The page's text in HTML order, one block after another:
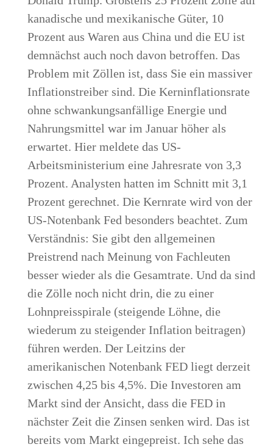
kanadische und mexikanische Güter, 10
Prozent aus Waren aus China und die EU ist
demnächst auch noch davon betroffen. Das
Problem mit Zöllen ist, dass Sie ein massiver
Inflationstreiber sind. Die Kerninflationsrate
ohne schwankungsanfällige Energie und
Nahrungsmittel war im Januar höher als
erwartet. Hier meldete das US-
Arbeitsministerium eine Jahresrate von 3,3
Prozent. Analysten hatten im Schnitt mit 3,1
Prozent gerechnet. Die Kernrate wird von der
US-Notenbank Fed besonders beachtet. Zum
Verständnis: Sie gibt den allgemeinen
Preistrend nach Meinung von Fachleuten
besser wieder als die Gesamtrate. Und da sind
die Zölle noch nicht drin, die zu einer
Lohnpreisspirale (steigende Löhne, die
wiederum zu steigender Inflation beitragen)
führen werden. Der Leitzins der
amerikanischen Notenbank FED liegt derzeit
zwischen 4,25 bis 4,5%. Die Investoren am
Markt sind der Ansicht, dass die FED in
nächster Zeit die Zinsen senken wird. Das ist
bereits vom Markt eingepreist. Ich sehe das